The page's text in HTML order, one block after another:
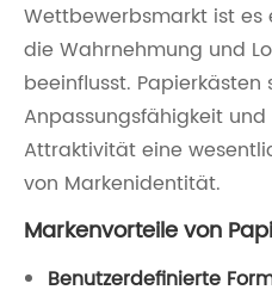
Wettbewerbsmarkt ist es
die Wahrnehmung und
beeinflusst.
Anpassungsfähigkeit
Attraktivität eine
von Markenidentität.
Markenvorteile von
Benutzerdefinierte